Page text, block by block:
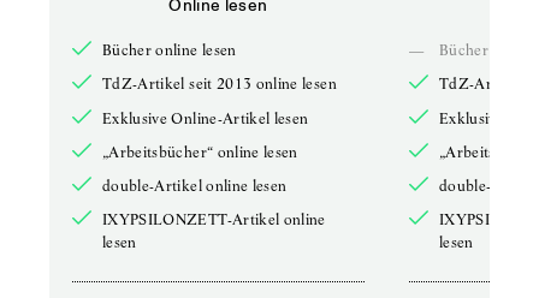
Online lesen
Bücher online lesen
TdZ-Artikel seit 2013 online lesen
Exklusive Online-Artikel lesen
„Arbeitsbücher“ online lesen
double-Artikel online lesen
IXYPSILONZETT-Artikel online
lesen
—
Bücher online
TdZ-Artikel
Exklusive
double-
lesen